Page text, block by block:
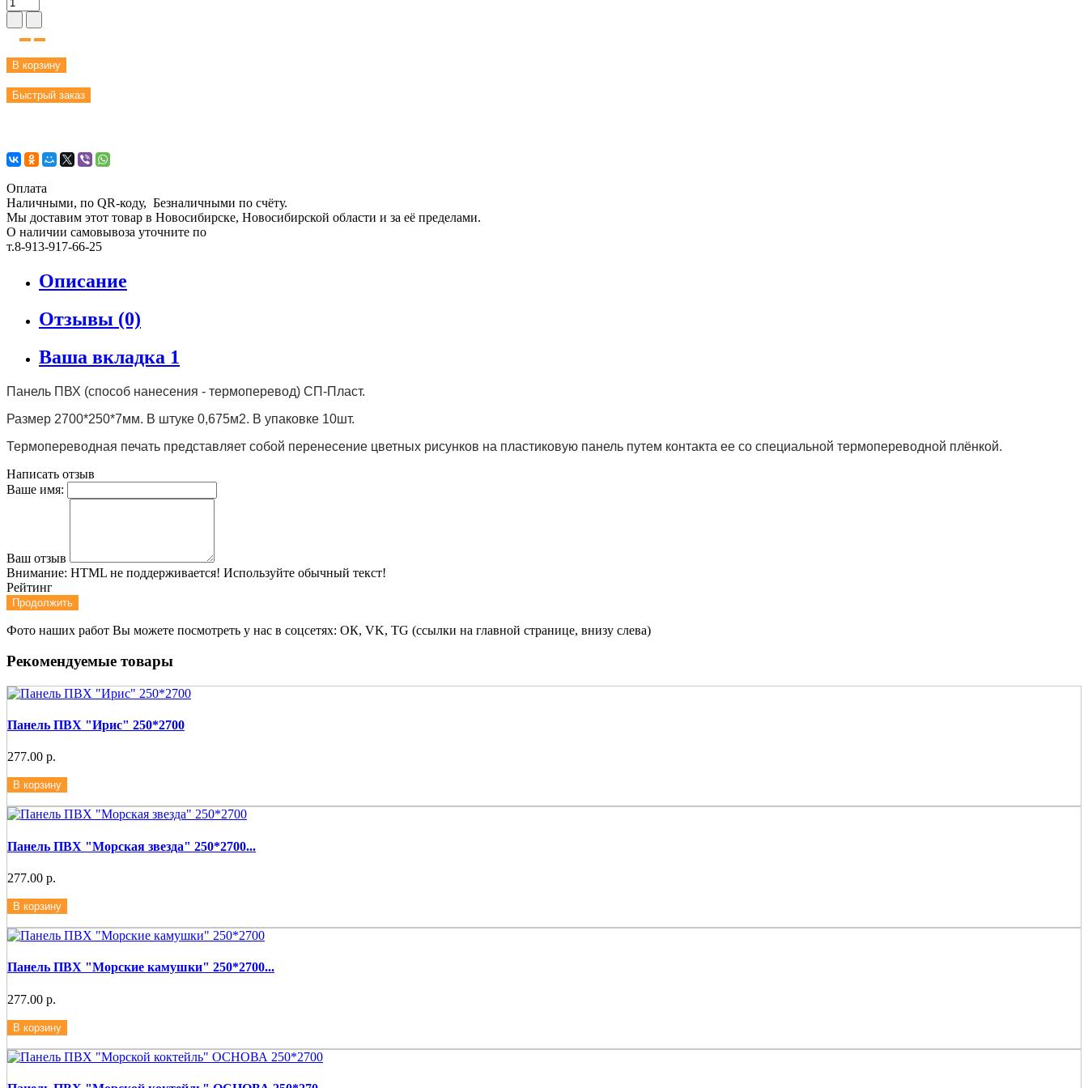
В корзину
Быстрый заказ
Оплата
Наличными, по QR-коду, Безналичными по счёту.
Мы доставим этот товар в Новосибирске, Новосибирской области и за её пределами.
О наличии самовывоза уточните по
т.8-913-917-66-25
Описание
Отзывы (0)
Ваша вкладка 1
Панель ПВХ (способ нанесения - термоперевод) СП-Пласт.
Размер 2700*250*7мм. В штуке 0,675м2. В упаковке 10шт.
Термопереводная печать представляет собой перенесение цветных рисунков на пластиковую панель путем контакта ее со специальной термопереводной плёнкой.
Написать отзыв
Ваше имя:
Ваш отзыв
Внимание: HTML не поддерживается! Используйте обычный текст!
Рейтинг
Продолжить
Фото наших работ Вы можете посмотреть у нас в соцсетях: ОК, VK, TG (ссылки на главной странице, внизу слева)
Рекомендуемые товары
Панель ПВХ "Ирис" 250*2700
277.00 р.
В корзину
Панель ПВХ "Морская звезда" 250*2700...
277.00 р.
В корзину
Панель ПВХ "Морские камушки" 250*2700...
277.00 р.
В корзину